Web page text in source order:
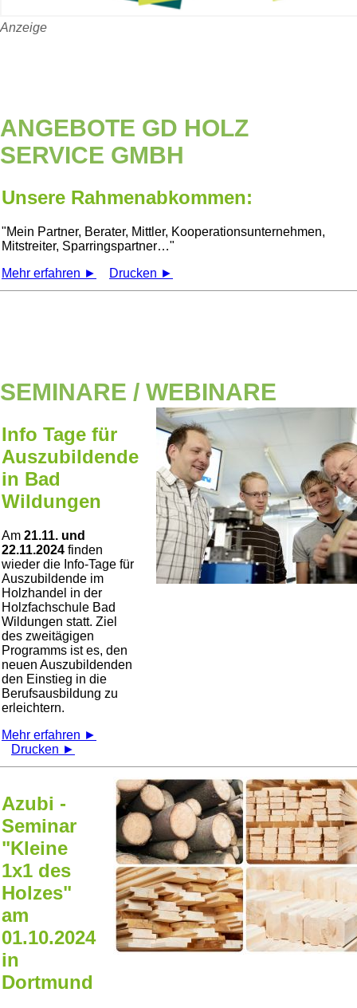
Anzeige
ANGEBOTE GD HOLZ
SERVICE GMBH
Unsere Rahmenabkommen:
Mein Partner, Berater, Mittler, Kooperationsunternehmen,
Mitstreiter, Sparringspartner…
Mehr erfahren ►
Drucken ►
SEMINARE / WEBINARE
Info Tage für
Auszubildende
in Bad
Wildungen
Am 21.11. und
22.11.2024 finden
wieder die Info-Tage für
Auszubildende im
Holzhandel in der
Holzfachschule Bad
Wildungen statt. Ziel
des zweitägigen
Programms ist es, den
neuen Auszubildenden
den Einstieg in die
Berufsausbildung zu
erleichtern.
Mehr erfahren ►
Drucken ►
Azubi -
Seminar
"Kleine
1x1 des
Holzes"
am
01.10.2024
in
Dortmund